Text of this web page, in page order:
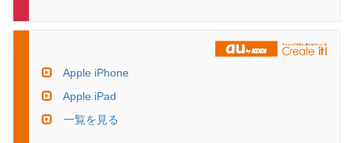
Apple iPhone
Apple iPad
一覧を見る